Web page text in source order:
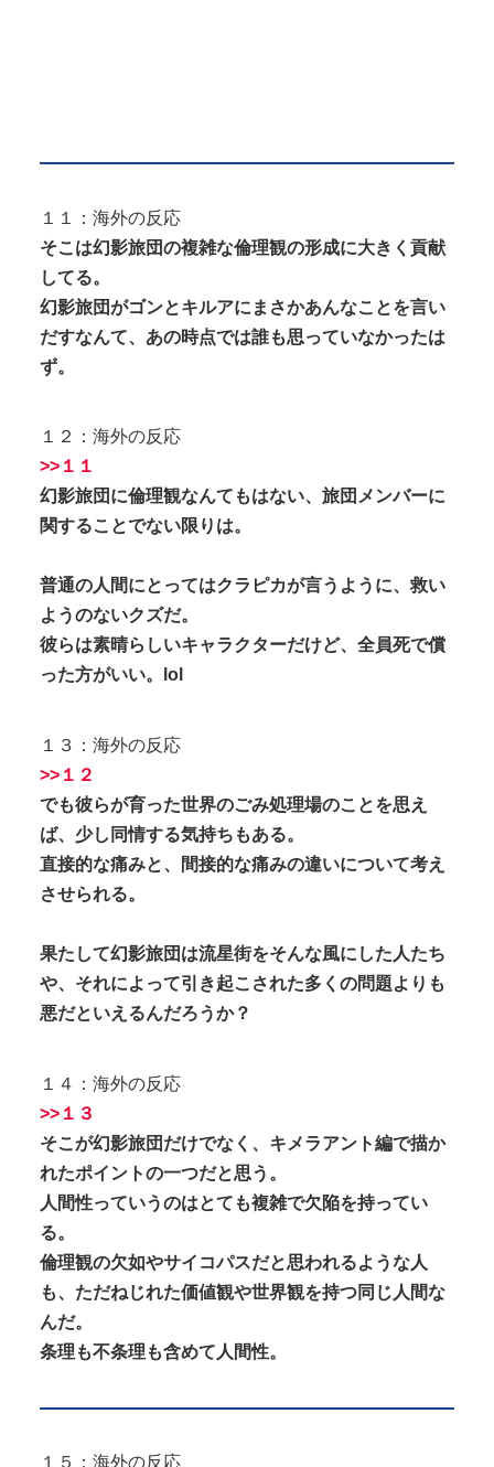
１１：海外の反応
そこは幻影旅団の複雑な倫理観の形成に大きく貢献
してる。
幻影旅団がゴンとキルアにまさかあんなことを言い
だすなんて、あの時点では誰も思っていなかったは
ず。
１２：海外の反応
>>１１
幻影旅団に倫理観なんてもはない、旅団メンバーに
関することでない限りは。
普通の人間にとってはクラピカが言うように、救い
ようのないクズだ。
彼らは素晴らしいキャラクターだけど、全員死で償
った方がいい。lol
１３：海外の反応
>>１２
でも彼らが育った世界のごみ処理場のことを思え
ば、少し同情する気持ちもある。
直接的な痛みと、間接的な痛みの違いについて考え
させられる。
果たして幻影旅団は流星街をそんな風にした人たち
や、それによって引き起こされた多くの問題よりも
悪だといえるんだろうか？
１４：海外の反応
>>１３
そこが幻影旅団だけでなく、キメラアント編で描か
れたポイントの一つだと思う。
人間性っていうのはとても複雑で欠陥を持ってい
る。
倫理観の欠如やサイコパスだと思われるような人
も、ただねじれた価値観や世界観を持つ同じ人間な
んだ。
条理も不条理も含めて人間性。
１５：海外の反応